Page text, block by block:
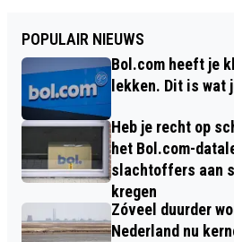
POPULAIR NIEUWS
Bol.com heeft je
lekken. Dit is wat
Heb je recht op
het Bol.com-
slachtoffers aan
kregen
Zóveel duurder
Nederland nu